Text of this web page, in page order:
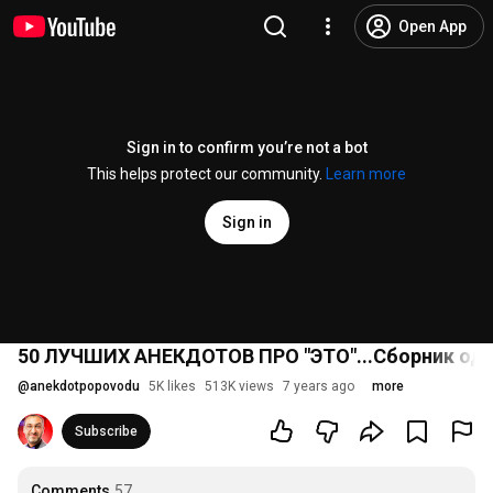
Open App
Sign in to confirm you’re not a bot
This helps protect our community.
Learn more
Sign in
50 ЛУЧШИХ АНЕКДОТОВ ПРО "ЭТО"...Сборник
@anekdotpopovodu 5K likes 513K views 7 years ago more
Subscribe